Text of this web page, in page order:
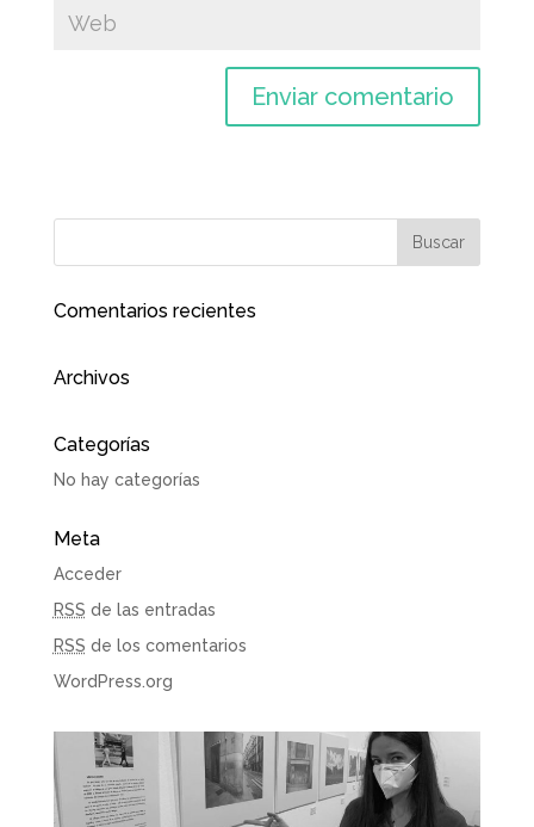
Comentarios recientes
Archivos
Categorías
No hay categorías
Meta
Acceder
RSS de las entradas
RSS de los comentarios
WordPress.org